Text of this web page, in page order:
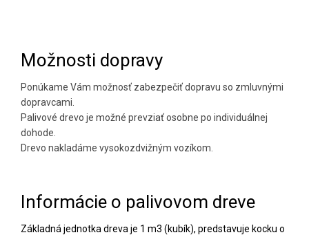
Možnosti dopravy
Ponúkame Vám možnosť zabezpečiť dopravu so zmluvnými
dopravcami.
Palivové drevo je možné prevziať osobne po individuálnej
dohode.
Drevo nakladáme vysokozdvižným vozíkom.
Informácie o palivovom dreve
Základná jednotka dreva je 1 m3 (kubík), predstavuje kocku o